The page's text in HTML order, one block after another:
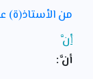
من الأستاذ(ة)
أنَّ
أنَّ :